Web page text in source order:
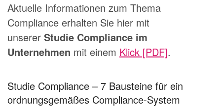
Aktuelle Informationen zum Thema
Compliance erhalten Sie hier mit
unserer Studie Compliance im
Unternehmen mit einem Klick [PDF].
Studie Compliance – 7 Bausteine für ein
ordnungsgemäßes Compliance-System